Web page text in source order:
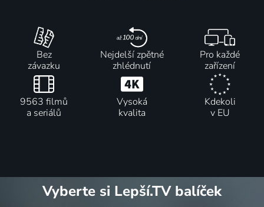
Žraloci z
podsvětí
2015
Nebezpečné
ostrovy
2014 | USA | Příroda
Pitbulové
a
propuštění
trestanci
Vymřeli či
žijí
Příroda
70%
3 díly
2019 | USA | Příroda, Reality TV
2 díly
2008-2009 | Velká Británie | Příroda
4 díly 79% 79% 2 díly
Bez
závazku
Nejdelší zpětné
zhlédnutí
Pro každé
zařízení
9563 filmů
a seriálů
Vysoká
kvalita
Kdekoli
v EU
Vyberte si Lepší.TV balíček